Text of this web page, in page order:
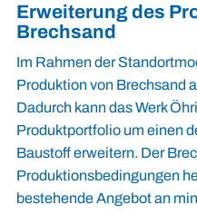
Erweiterung des
Brechsand
Im Rahmen der
Produktion von Brechsand
Dadurch kann das Werk
Produktportfolio um einen
Baustoff erweitern. Der
Produktionsbedingungen
bestehende Angebot an